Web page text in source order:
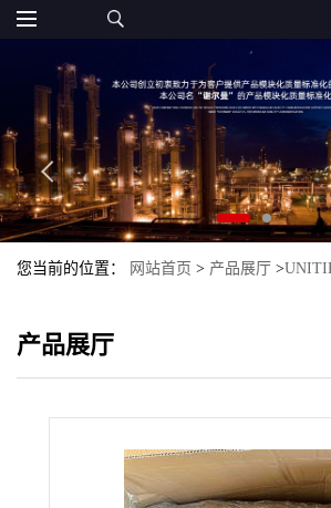
您当前的位置： 网站首页 > 产品展厅 >
产品展厅